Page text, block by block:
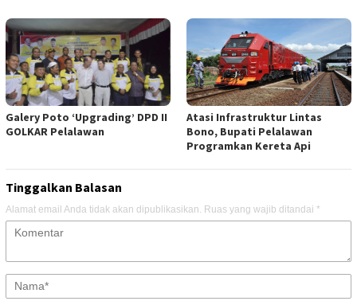
Galery Poto ‘Upgrading’ DPD II
GOLKAR Pelalawan
Atasi Infrastruktur Lintas
Bono, Bupati Pelalawan
Programkan Kereta Api
Tinggalkan Balasan
Alamat email Anda tidak akan dipublikasikan. Ruas yang wajib ditandai *